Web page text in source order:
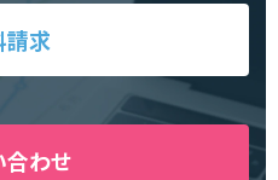
請求
合わせ